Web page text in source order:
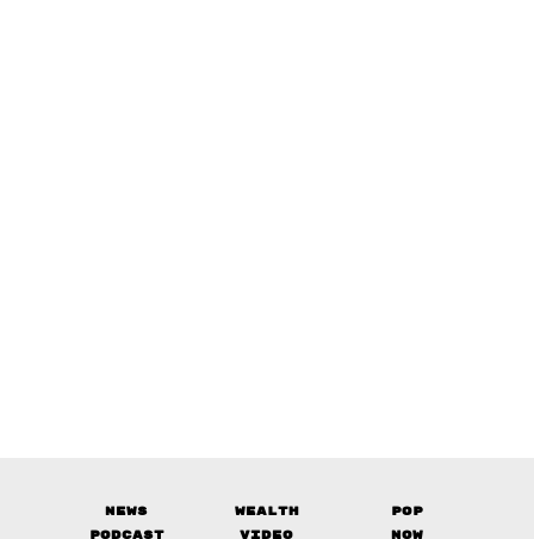
News Wealth
Pop
Podcast
Video Now